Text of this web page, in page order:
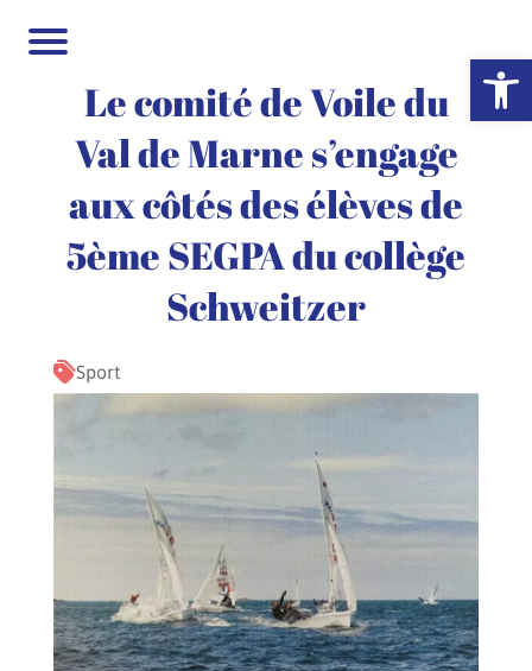
Ouvrir
Le comité de Voile du
Val de Marne s’engage
aux côtés des élèves de
5ème SEGPA du collège
Schweitzer
Sport